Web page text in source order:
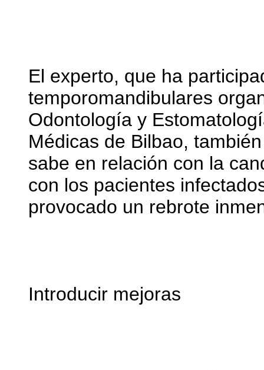
El experto, que ha
temporomandibulares
Odontología y
Médicas de Bilbao,
sabe en relación con la
con los pacientes
provocado un rebrote
Introducir mejoras